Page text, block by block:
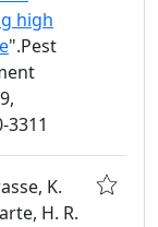
high
".Pest
3311
K.
H. R.